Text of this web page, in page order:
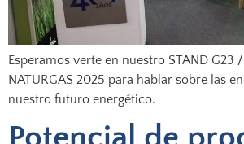
Esperamos verte en nuestro STAND G23
NATURGAS 2025 para hablar sobre las
nuestro futuro energético.